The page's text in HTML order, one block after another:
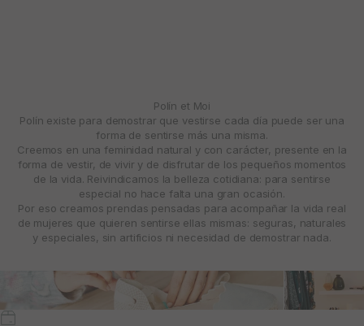
Polín et Moi
Polín existe para demostrar que vestirse cada día puede ser una
forma de sentirse más una misma.
Creemos en una feminidad natural y con carácter, presente en la
forma de vestir, de vivir y de disfrutar de los pequeños momentos
de la vida. Reivindicamos la belleza cotidiana: para sentirse
especial no hace falta una gran ocasión.
Por eso creamos prendas pensadas para acompañar la vida real
de mujeres que quieren sentirse ellas mismas: seguras, naturales
y especiales, sin artificios ni necesidad de demostrar nada.